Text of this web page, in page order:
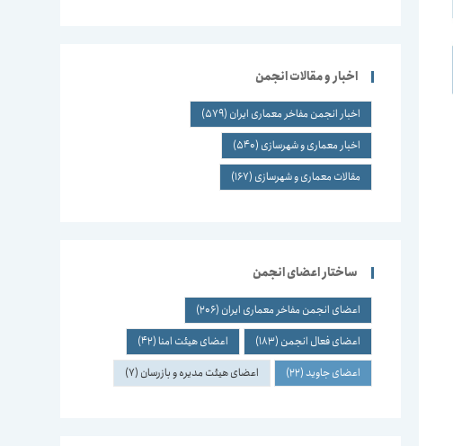
اخبار و مقالات انجمن
اخبار انجمن مفاخر معماری ایران (579)
اخبار معماری و شهرسازی (540)
مقالات معماری و شهرسازی (167)
ساختار اعضای انجمن
اعضای انجمن مفاخر معماری ایران (206)
اعضای فعال انجمن (183) اعضای هیئت امنا(42)
اعضای جاوید(22) اعضای هیئت مدیره و بازرسان (7)